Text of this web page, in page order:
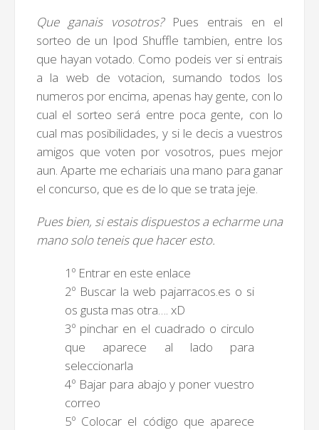
Que ganais vosotros?Pues entrais en el
sorteo de un Ipod Shuffle tambien, entre los
que hayan votado. Como podeis ver si entrais
a la web de votacion, sumando todos los
numeros por encima, apenas hay gente, con lo
cual el sorteo será entre poca gente, con lo
cual mas posibilidades, y si le decis a vuestros
amigos que voten por vosotros, pues mejor
aun. Aparte me echariais una mano para ganar
el concurso, que es de lo que se trata jeje.
Pues bien, si estais dispuestos a echarme una
mano solo teneis que hacer esto.
1º Entrar en este enlace
2º Buscar la web pajarracos.es o si
os gusta mas otra…. xD
3º pinchar en el cuadrado o circulo
que aparece al lado para
seleccionarla
4º Bajar para abajo y poner vuestro
correo
5º Colocar el código que aparece